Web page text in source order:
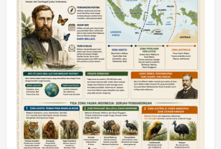
Astra Motor Kalimantan Timur 2 Dukung
Mahasiswa Samarinda dalam Astra
Honda SDGs Future Leaders 2026
Jumat, 10 Jul 2026 19:01